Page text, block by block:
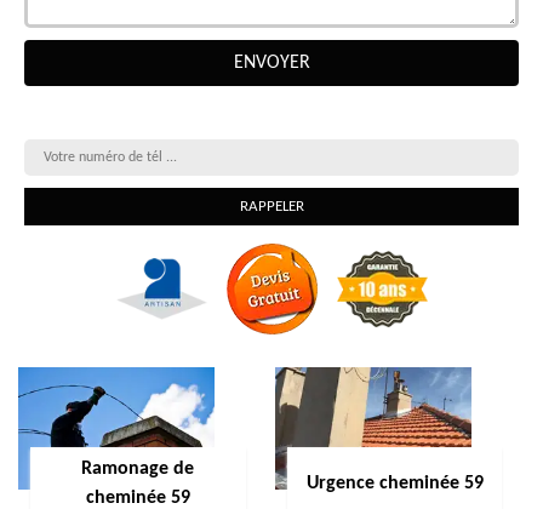
Ramonage de
cheminée 59
Urgence cheminée 59